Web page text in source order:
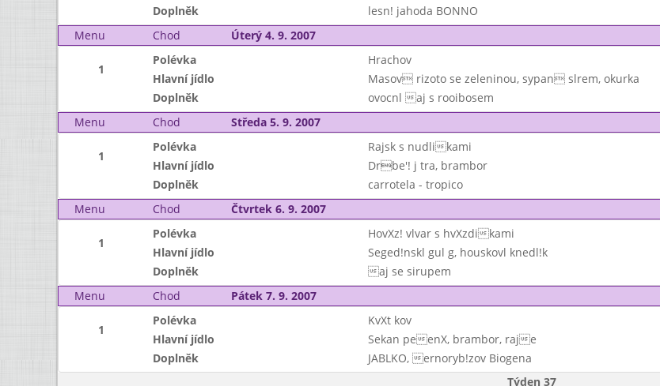
Doplněk
lesn! jahoda BONNO
Menu
Chod Úterý 4. 9. 2007
1
Polévka
Hrachov
Hlavní jídlo
Masov rizoto se zeleninou, sypan slrem, okurka
Doplněk
ovocnl aj s rooibosem
Menu
Chod Středa 5. 9. 2007
1
Polévka
Rajsk s nudlikami
Hlavní jídlo
Drbe'! j tra, brambor
Doplněk
carrotela - tropico
Menu
Chod Čtvrtek 6. 9. 2007
1
Polévka
HovXz! vlvar s hvXzdikami
Hlavní jídlo
Seged!nskl gul g, houskovl knedl!k
Doplněk
aj se sirupem
Menu
Chod Pátek 7. 9. 2007
1
Polévka
KvXt kov
Hlavní jídlo
Sekan peenX, brambor, raje
Doplněk
JABLKO, ernoryb!zov Biogena
Týden 37